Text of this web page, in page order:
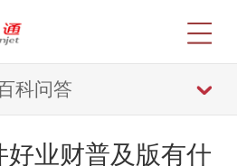
科问答
好业财普及版有什